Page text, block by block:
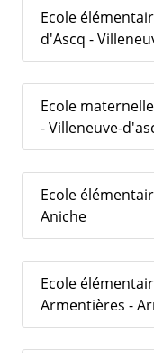
Ecole
d'Ascq -
Ecole
- Villeneuve-
Ecole
Aniche
Ecole
Armentières -